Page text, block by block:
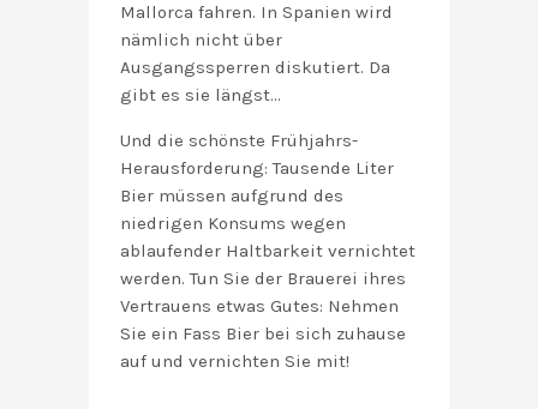
Mallorca fahren. In Spanien wird
nämlich nicht über
Ausgangssperren diskutiert. Da
gibt es sie längst…
Und die schönste Frühjahrs-
Herausforderung: Tausende Liter
Bier müssen aufgrund des
niedrigen Konsums wegen
ablaufender Haltbarkeit vernichtet
werden. Tun Sie der Brauerei ihres
Vertrauens etwas Gutes: Nehmen
Sie ein Fass Bier bei sich zuhause
auf und vernichten Sie mit!